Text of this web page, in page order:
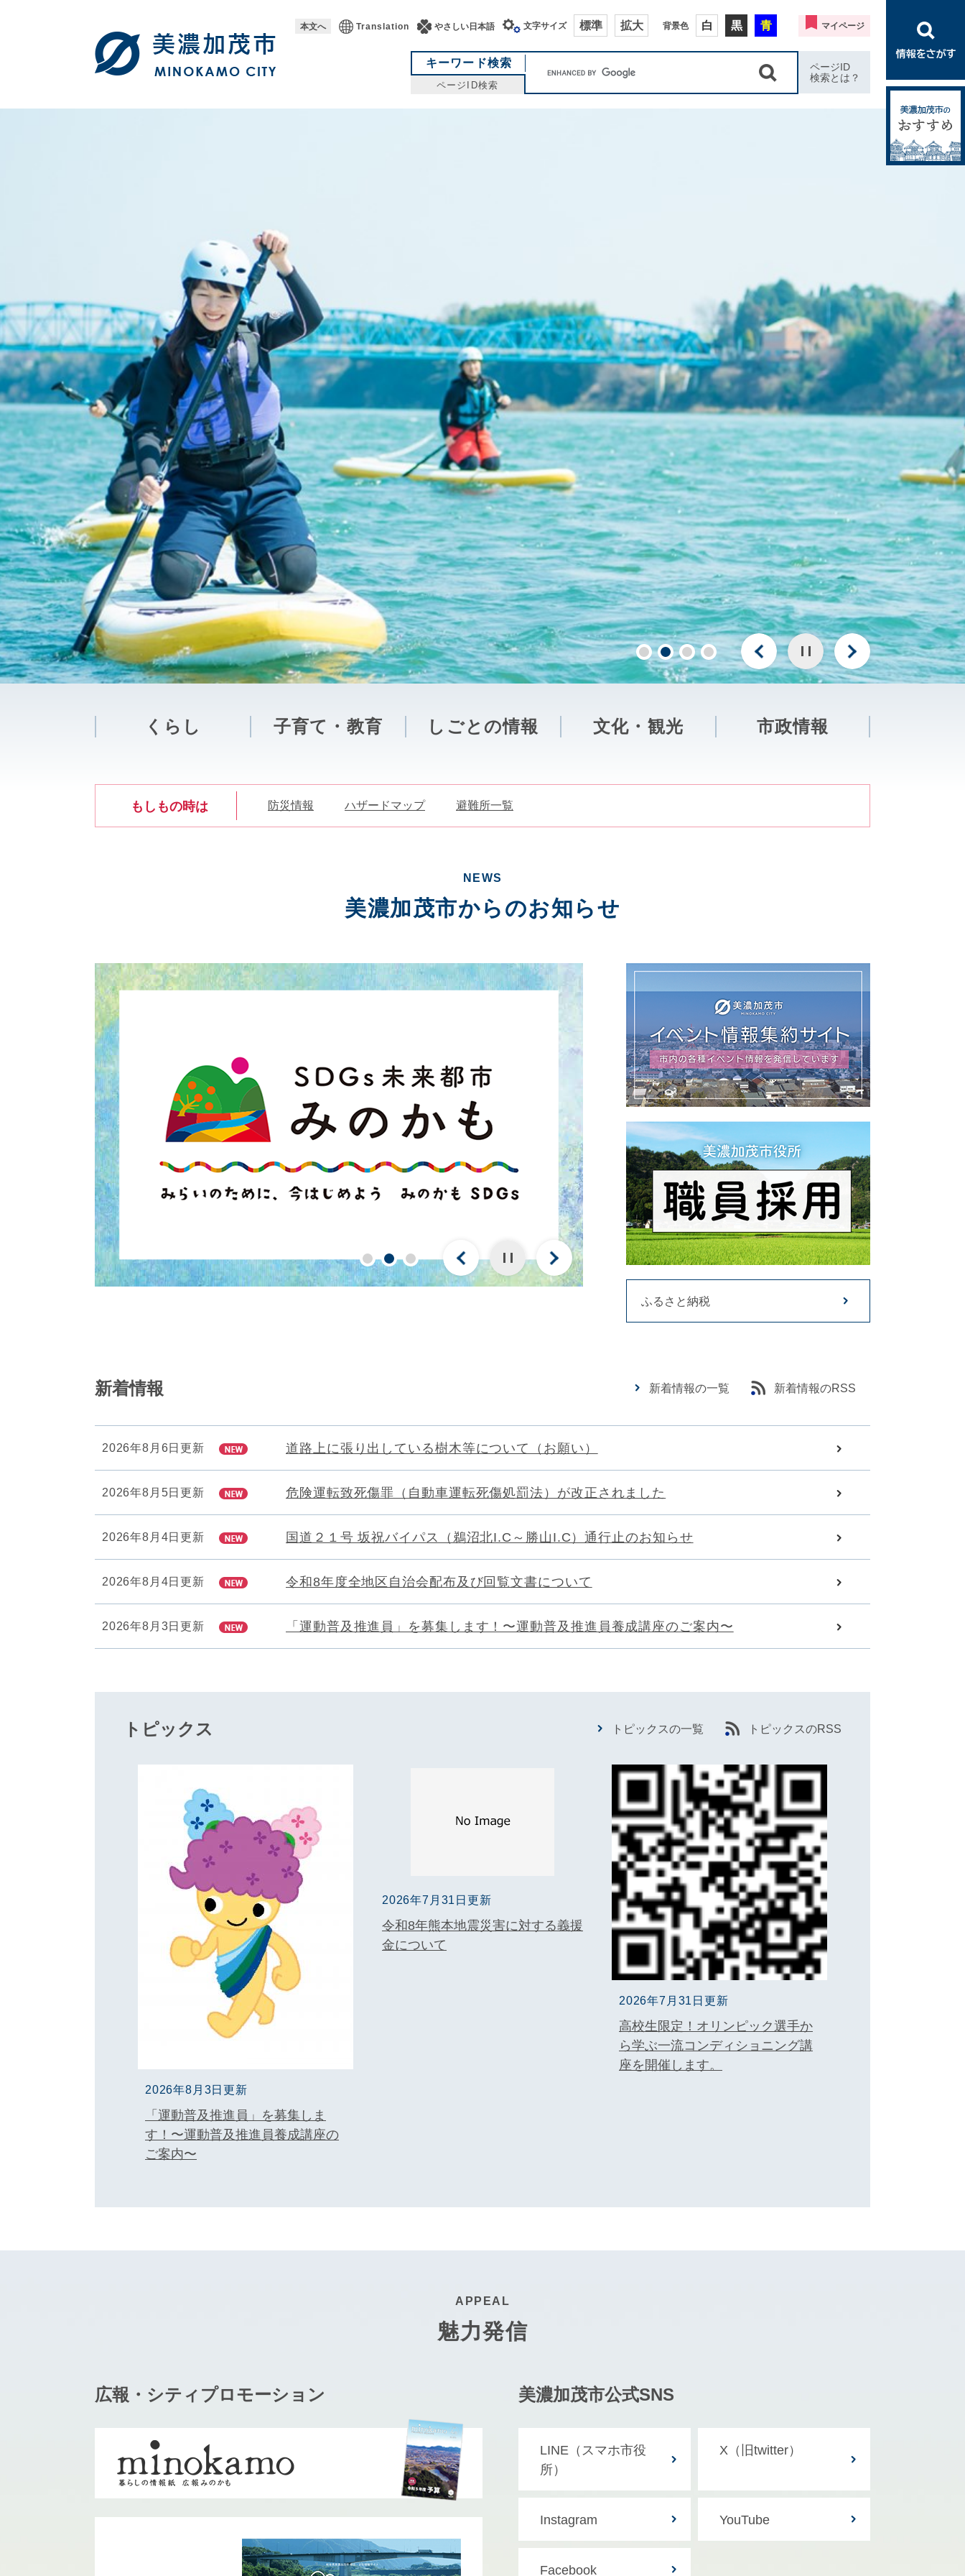
で
ば
本文へ Translation やさしい日本語 文字サイズ 標準 拡大 背景色 白 黒 青 マイページ
キーワード検索
ページID検索
ワ
ー
ページID
検索とは？
くらし 子育て・教育 しごとの情報 文化・観光 市政情報
もしもの時は 防災情報 ハザードマップ 避難所一覧
NEWS
美濃加茂市からのお知らせ
ふるさと納税
新着情報 新着情報の一覧 新着情報のRSS
2026年8月6日更新 道路上に張り出している樹木等について（お願い）
2026年8月5日更新 危険運転致死傷罪（自動車運転死傷処罰法）が改正されました
2026年8月4日更新 国道２１号 坂祝バイパス（鵜沼北I.C～勝山I.C）通行止のお知らせ
2026年8月4日更新 令和8年度全地区自治会配布及び回覧文書について
2026年8月3日更新 「運動普及推進員」を募集します！〜運動普及推進員養成講座のご案内〜
トピックス トピックスの一覧 トピックスのRSS
2026年8月3日更新
「運動普及推進員」を募集しま
す！〜運動普及推進員養成講座の
ご案内〜
2026年7月31日更新
令和8年熊本地震災害に対する義援
金について
2026年7月31日更新
高校生限定！オリンピック選手か
ら学ぶ一流コンディショニング講
座を開催します。
APPEAL
魅力発信
広報・シティプロモーション 美濃加茂市公式SNS
LINE（スマホ市役
所）
X（旧twitter）
Instagram YouTube
Facebook